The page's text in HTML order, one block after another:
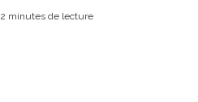
2 minutes de lecture